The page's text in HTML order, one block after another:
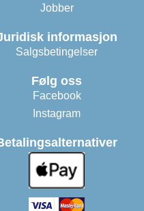
Jobber
informasjon
Salgsbetingelser
Følg oss
Facebook
Instagram